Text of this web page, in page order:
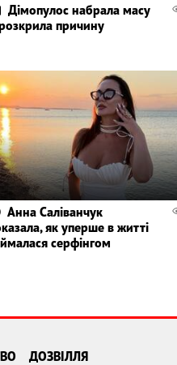
Дімопулос набрала масу
причину
Анна Саліванчук
як уперше в житті
серфінгом
ДОЗВІЛЛЯ